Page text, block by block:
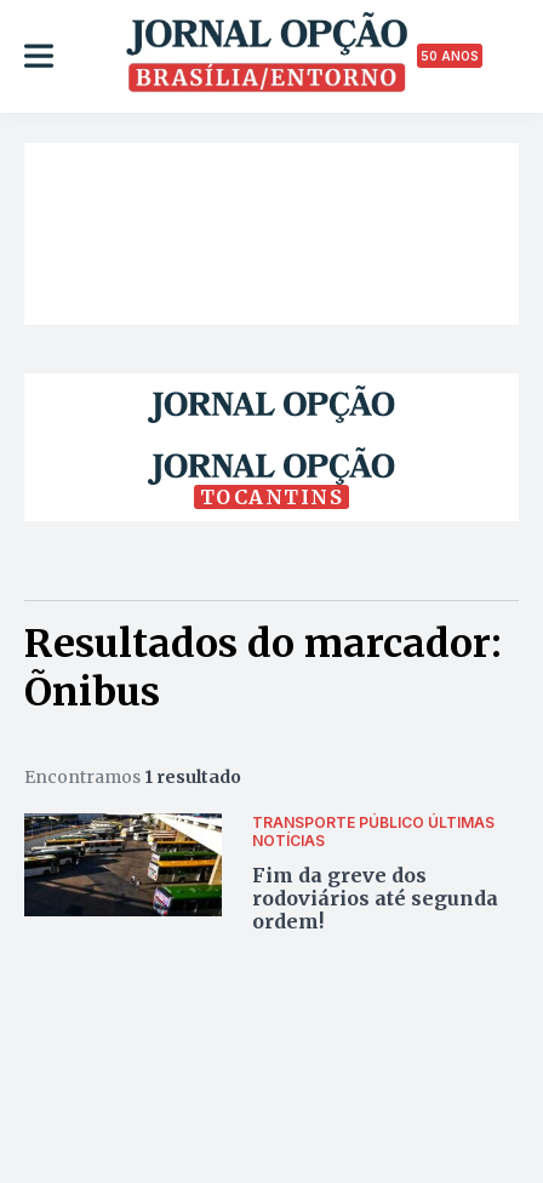
50 ANOS
TOCANTINS
Resultados do marcador:
Õnibus
Encontramos 1 resultado
TRANSPORTE PÚBLICO ÚLTIMAS
NOTÍCIAS
Fim da greve dos
rodoviários até segunda
ordem!